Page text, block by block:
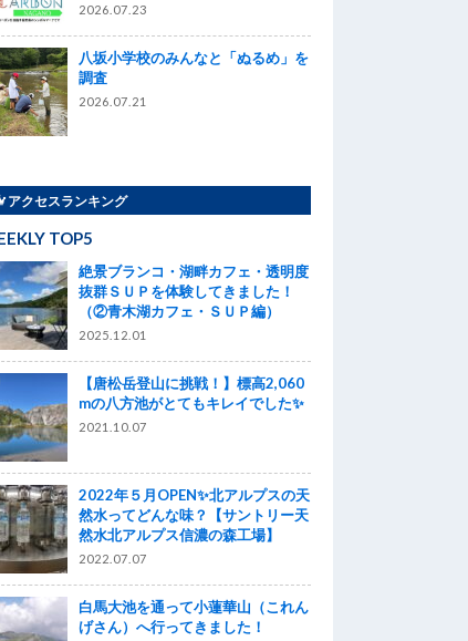
2026.07.23
八坂小学校のみんなと「ぬるめ」を
調査
2026.07.21
アクセスランキング
TOP5
絶景ブランコ・湖畔カフェ・透明度
抜群ＳＵＰを体験してきました！
（②青木湖カフェ・ＳＵＰ編）
2025.12.01
【唐松岳登山に挑戦！】標高2,060
mの八方池がとてもキレイでした✨
2021.10.07
2022年５月OPEN✨北アルプスの天
然水ってどんな味？【サントリー天
然水北アルプス信濃の森工場】
2022.07.07
白馬大池を通って小蓮華山（これん
げさん）へ行ってきました！